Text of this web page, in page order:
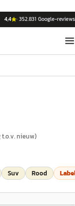
4,4 ·352.831 Google-reviews
nieuw)
Suv Rood
1/43